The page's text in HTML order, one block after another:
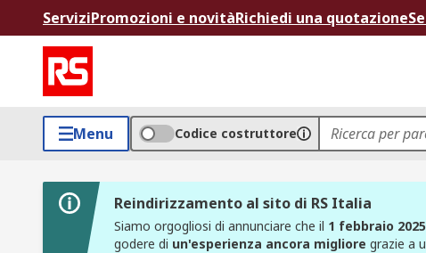
ServiziPromozioni e novitàRichiedi una quotazione
Menu Codice costruttore
Reindirizzamento al sito di RS Italia
Siamo orgogliosi di annunciare che il 1 febbraio 2025
godere di un'esperienza ancora migliore grazie a